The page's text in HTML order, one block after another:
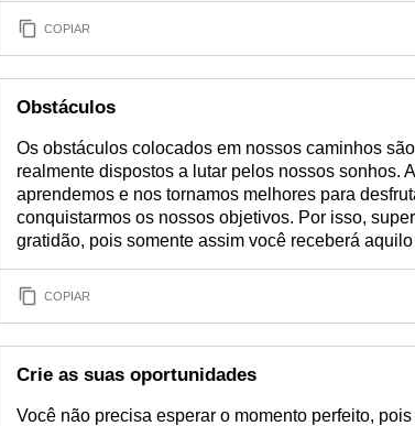
COPIAR
Obstáculos
Os obstáculos colocados em nossos caminhos
realmente dispostos a lutar pelos nossos sonhos.
aprendemos e nos tornamos melhores para
conquistarmos os nossos objetivos. Por isso,
gratidão, pois somente assim você receberá
COPIAR
Crie as suas oportunidades
Você não precisa esperar o momento perfeito,